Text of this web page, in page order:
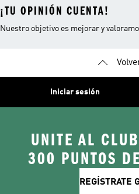
¡TU OPINIÓN CUENTA!
Nuestro objetivo es mejorar y
Iniciar sesión
UNITE AL
300 PUNTOS
REGÍSTRATE